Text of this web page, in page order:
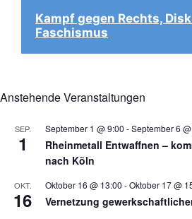
Kampf gegen Rechts,
Faschismus
Anstehende Veranstaltungen
SEP.
1
September 1 @ 9:00 -September 6
Rheinmetall Entwaffnen –
nach Köln
OKT.
16
Oktober 16 @ 13:00 -Oktober 17 @
Vernetzung